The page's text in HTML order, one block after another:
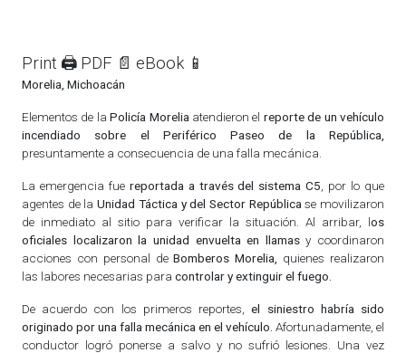
Print 🖨 PDF 📄 eBook 📱
Morelia, Michoacán
Elementos de la Policía Morelia atendieron el reporte de un vehículo
incendiado sobre el Periférico Paseo de la República,
presuntamente a consecuencia de una falla mecánica.
La emergencia fue reportada a través del sistema C5 , por lo que
agentes de la Unidad Táctica y del Sector República se movilizaron
de inmediato al sitio para verificar la situación. Al arribar, los
oficiales localizaron la unidad envuelta en llamasy coordinaron
acciones con personal deBomberos Morelia,
quienes realizaron
las labores necesarias para controlar y extinguir el fuego.
De acuerdo con los primeros reportes,el siniestro habría sido
originado por una falla mecánica en el vehículo. Afortunadamente, el
conductor logró ponerse a salvo y no sufrió lesiones. Una vez